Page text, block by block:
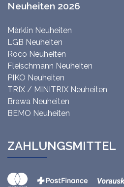
Neuheiten 2026
Märklin Neuheiten
LGB Neuheiten
Roco Neuheiten
Fleischmann Neuheiten
PIKO Neuheiten
TRIX / MINITRIX Neuheiten
Brawa Neuheiten
BEMO Neuheiten
ZAHLUNGSMITTEL